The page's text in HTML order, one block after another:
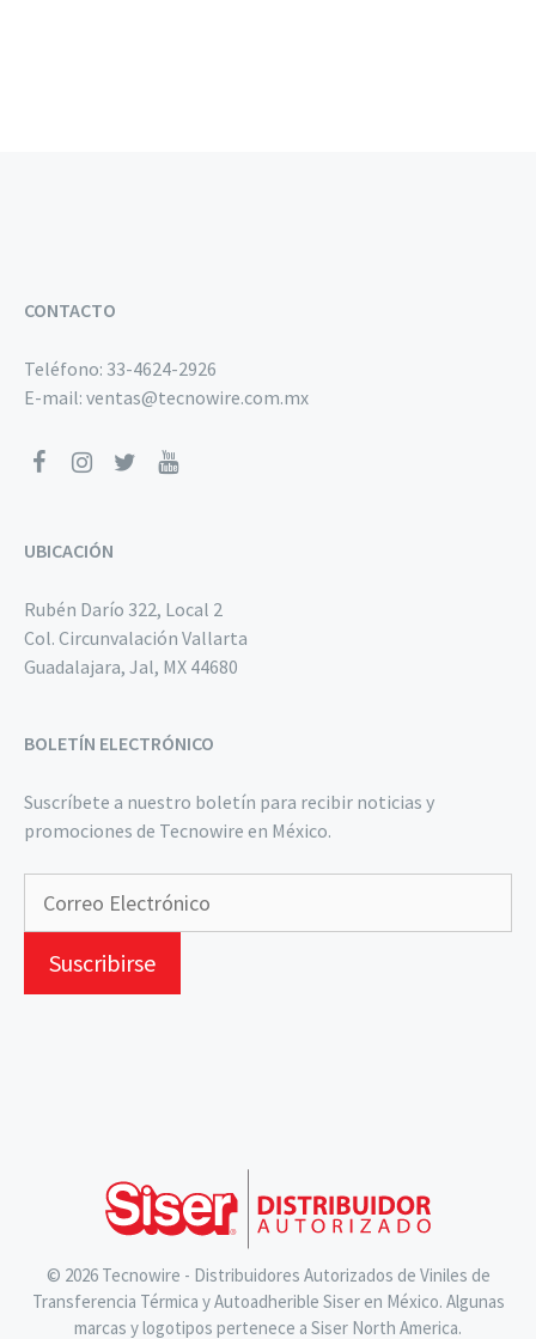
CONTACTO
Teléfono: 33-4624-2926
E-mail: ventas@tecnowire.com.mx
UBICACIÓN
Rubén Darío 322, Local 2
Col. Circunvalación Vallarta
Guadalajara, Jal, MX 44680
BOLETÍN ELECTRÓNICO
Suscríbete a nuestro boletín para recibir noticias y
promociones de Tecnowire en México.
© 2026 Tecnowire - Distribuidores Autorizados de Viniles de
Transferencia Térmica y Autoadherible Siser en México. Algunas
marcas y logotipos pertenece a Siser North America.